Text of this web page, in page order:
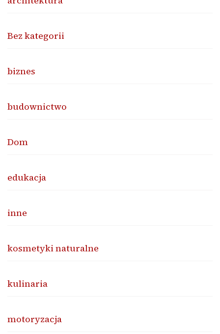
Bez kategorii
biznes
budownictwo
Dom
edukacja
inne
kosmetyki naturalne
kulinaria
motoryzacja